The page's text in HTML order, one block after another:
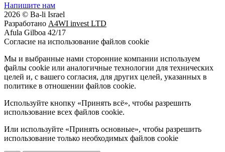
Напишите нам
2026 © Ba-li Israel
Разработано A4WI invest LTD
Afula Gilboa 42/17
Cогласие на использование файлов cookie
Мы и выбранные нами сторонние компании используем
файлы cookie или аналогичные технологии для технических
целей и, с вашего согласия, для других целей, указанных в
политике в отношении файлов cookie.
Используйте кнопку «Принять всё», чтобы разрешить
использование всех файлов cookie.
Или используйте «Принять основные», чтобы разрешить
использование только необходимых файлов cookie